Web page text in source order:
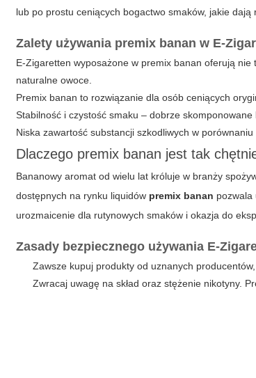
lub po prostu ceniących bogactwo smaków, jakie
Zalety używania premix banan w E-
E-Zigaretten wyposażone w premix banan oferują nie
naturalne owoce.
Premix banan to rozwiązanie dla osób ceniących
Stabilność i czystość smaku – dobrze
Niska zawartość substancji szkodliwych w
Dlaczego premix banan jest tak
Bananowy aromat od wielu lat króluje w branży
dostępnych na rynku liquidów premix banan pozwala
urozmaicenie dla rutynowych smaków i okazja do
Zasady bezpiecznego używania E-
Zawsze kupuj produkty od uznanych
Zwracaj uwagę na skład oraz stężenie nikotyny.